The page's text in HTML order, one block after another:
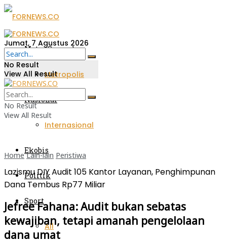
Metro Sumsel
Metropolis
Nasional
Internasional
Ekobis
Politik
Sport
All
Jumat, 7 Agustus 2026
No Result
View All Result
No Result
View All Result
Home Lain-lain Peristiwa
Lazismu DIY Audit 105 Kantor Layanan, Penghimpunan
Dana Tembus Rp77 Miliar
Jefree Fahana: Audit bukan sebatas
kewajiban, tetapi amanah pengelolaan
dana umat